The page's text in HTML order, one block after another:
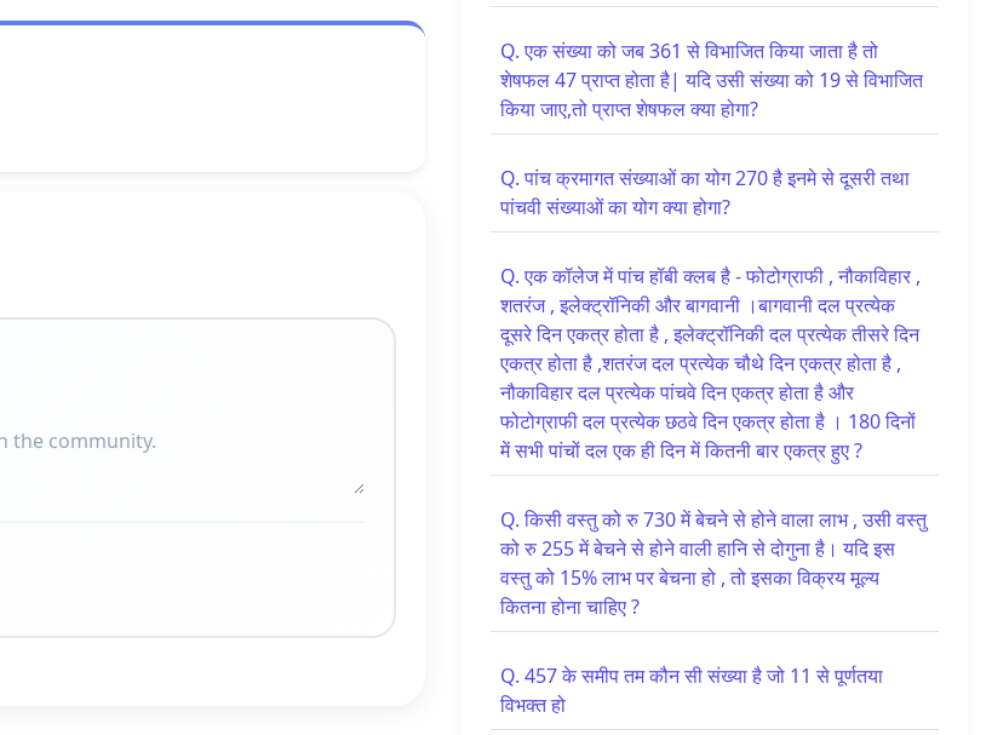
Q. एक संख्या को जब 361 से विभाजित किया जाता है तो
शेषफल 47 प्राप्त होता है| यदि उसी संख्या को 19 से विभाजित
किया जाए,तो प्राप्त शेषफल क्या होगा?
Q. पांच क्रमागत संख्याओं का योग 270 है इनमे से दूसरी तथा
पांचवी संख्याओं का योग क्या होगा?
Q. एक कॉलेज में पांच हॉबी क्लब है - फोटोग्राफी , नौकाविहार ,
शतरंज , इलेक्ट्रॉनिकी और बागवानी ।बागवानी दल प्रत्येक
दूसरे दिन एकत्र होता है , इलेक्ट्रॉनिकी दल प्रत्येक तीसरे दिन
एकत्र होता है ,शतरंज दल प्रत्येक चौथे दिन एकत्र होता है ,
नौकाविहार दल प्रत्येक पांचवे दिन एकत्र होता है और
फोटोग्राफी दल प्रत्येक छठवे दिन एकत्र होता है । 180 दिनों
में सभी पांचों दल एक ही दिन में कितनी बार एकत्र हुए ?
Q. किसी वस्तु को रु 730 में बेचने से होने वाला लाभ , उसी वस्तु
को रु 255 में बेचने से होने वाली हानि से दोगुना है। यदि इस
वस्तु को 15% लाभ पर बेचना हो , तो इसका विक्रय मूल्य
कितना होना चाहिए ?
Q. 457 के समीप तम कौन सी संख्या है जो 11 से पूर्णतया
विभक्त हो